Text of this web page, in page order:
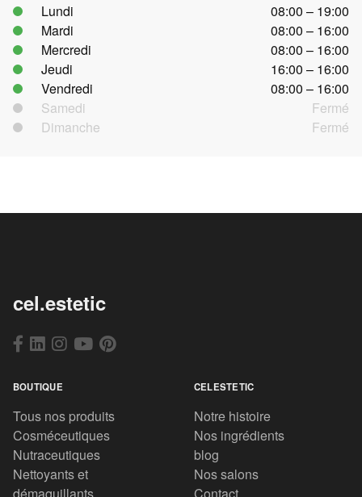
Lundi
08:00 – 19:00
Mardi
08:00 – 16:00
Mercredi
08:00 – 16:00
Jeudi
16:00 – 16:00
Vendredi
08:00 – 16:00
Samedi
Fermé
Dimanche
Fermé
cel.estetic
BOUTIQUE
Tous nos produits
Cosméceutiques
Nutraceutiques
Nettoyants et
démaquillants
CELESTETIC
Notre histoire
Nos ingrédients
blog
Nos salons
Contact